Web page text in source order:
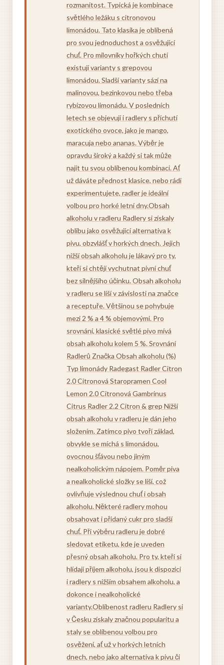
rozmanitost. Typická je kombinace
světlého ležáku s citronovou
limonádou. Tato klasika je oblíbená
pro svou jednoduchost a osvěžující
chuť. Pro milovníky hořkých chutí
existují varianty s grepovou
limonádou. Sladší varianty sází na
malinovou, bezinkovou nebo třeba
rybízovou limonádu. V posledních
letech se objevují i radlery s příchutí
exotického ovoce, jako je mango,
maracuja nebo ananas. Výběr je
opravdu široký a každý si tak může
najít tu svou oblíbenou kombinaci. Ať
už dáváte přednost klasice, nebo rádi
experimentujete, radler je ideální
volbou pro horké letní dny.Obsah
alkoholu v radleru Radlery si získaly
oblibu jako osvěžující alternativa k
pivu, obzvlášť v horkých dnech. Jejich
nižší obsah alkoholu je lákavý pro ty,
kteří si chtějí vychutnat pivní chuť
bez silnějšího účinku. Obsah alkoholu
v radleru se liší v závislosti na značce
a receptuře. Většinou se pohybuje
mezi 2 % a 4 % objemovými. Pro
srovnání, klasické světlé pivo mívá
obsah alkoholu kolem 5 %. Srovnání
Radlerů Značka Obsah alkoholu (%)
Typ limonády Radegast Radler Citron
2.0 Citronová Staropramen Cool
Lemon 2.0 Citronová Gambrinus
Citrus Radler 2.2 Citron & grep Nižší
obsah alkoholu v radleru je dán jeho
složením. Zatímco pivo tvoří základ,
obvykle se míchá s limonádou,
ovocnou šťávou nebo jiným
nealkoholickým nápojem. Poměr piva
a nealkoholické složky se liší, což
ovlivňuje výslednou chuť i obsah
alkoholu. Některé radlery mohou
obsahovat i přidaný cukr pro sladší
chuť. Při výběru radleru je dobré
sledovat etiketu, kde je uveden
přesný obsah alkoholu. Pro ty, kteří si
hlídají příjem alkoholu, jsou k dispozici
i radlery s nižším obsahem alkoholu, a
dokonce i nealkoholické
varianty.Oblíbenost radleru Radlery si
v Česku získaly značnou popularitu a
staly se oblíbenou volbou pro
osvěžení, ať už v horkých letních
dnech, nebo jako alternativa k pivu či